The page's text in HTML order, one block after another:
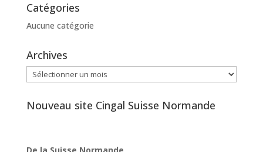
Catégories
Aucune catégorie
Archives
Archives
Nouveau site Cingal Suisse Normande